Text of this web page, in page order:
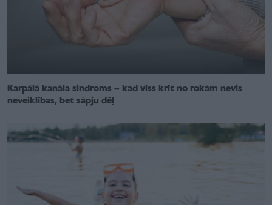
Karpālā kanāla sindroms – kad viss krīt no rokām nevis
neveiklības, bet sāpju dēļ